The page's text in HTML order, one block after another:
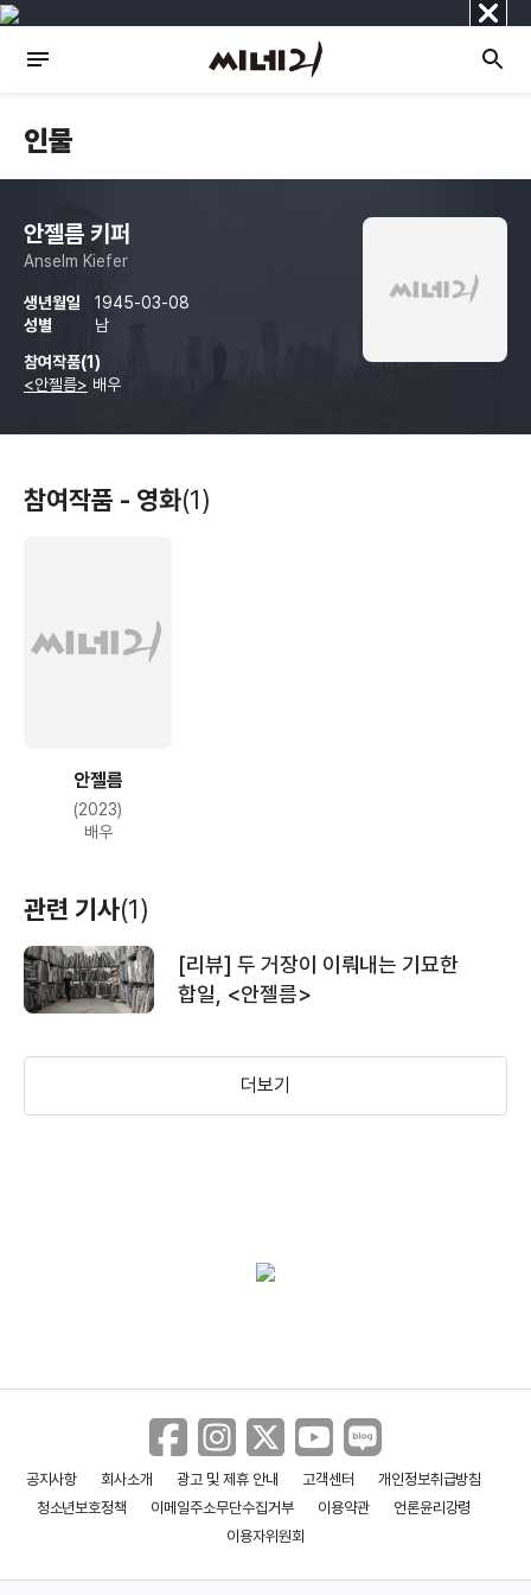
닫
기
인물
안젤름 키퍼
Anselm Kiefer
생년월일
1945-03-08
성별
남
참여작품(1)
<안젤름> 배우
참여작품 - 영화(1)
안젤름
(2023)
배우
관련 기사(1)
[리뷰] 두 거장이 이뤄내는 기묘한
합일, <안젤름>
더보기
공지사항 회사소개 광고 및 제휴 안내 고객센터
개인정보취급방침
청소년보호정책
이메일주소무단수집거부 이용약관
언론윤리강령
이용자위원회